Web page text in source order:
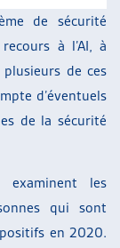
de sécurité
à l’AI, à
plusieurs de ces
d’éventuels
de la sécurité
examinent les
qui sont
en 2020.